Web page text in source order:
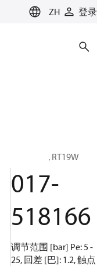
ZH 登录
压力开关, RT19W
017-
518166
调节范围 [bar] Pe: 5 -
25, 回差 [巴]: 1.2, 触点